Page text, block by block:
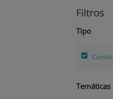
Filtros
Tipo
Cursos
Temáticas